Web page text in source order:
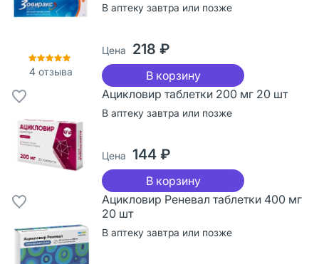
4отзыва
В аптеку завтра или позже
Цена 218 ₽
В корзину
Ацикловир таблетки 200 мг 20 шт
В аптеку завтра или позже
Цена 144 ₽
В корзину
Ацикловир Реневал таблетки 400 мг
20 шт
В аптеку завтра или позже